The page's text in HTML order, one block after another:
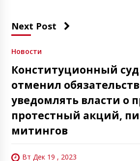
Next Post
Новости
Конституционный
отменил
уведомлять власти о
протестный акций,
митингов
Вт Дек 19 , 2023